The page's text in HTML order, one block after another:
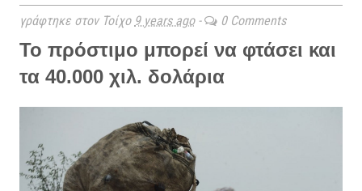
γράφτηκε στον Τοίχο 9 years ago- 0 Comments
Το πρόστιμο μπορεί να φτάσει και
τα 40.000 χιλ. δολάρια